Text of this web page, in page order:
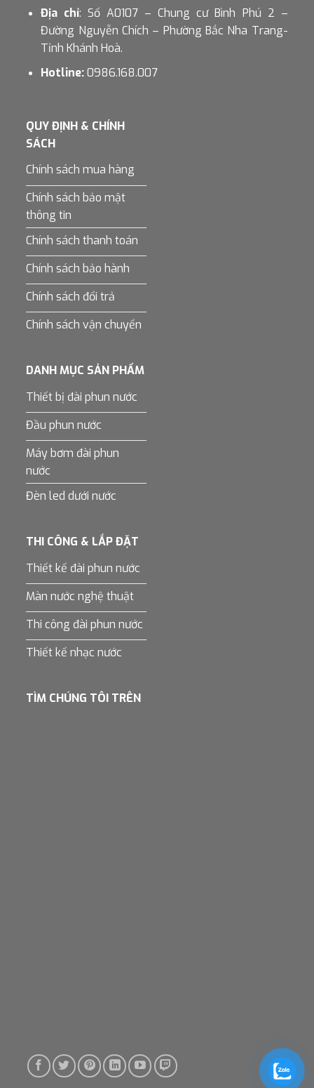
Địa chỉ: Số A0107 – Chung cư Bình Phú 2 –
Đường Nguyễn Chích – Phường Bắc Nha Trang-
Tỉnh Khánh Hoà.
Hotline:0986.168.007
QUY ĐỊNH & CHÍNH
SÁCH
Chính sách mua hàng
Chính sách bảo mật
thông tin
Chính sách thanh toán
Chính sách bảo hành
Chính sách đổi trả
Chính sách vận chuyển
DANH MỤC SẢN PHẨM
Thiết bị đài phun nước
Đầu phun nước
Máy bơm đài phun
nước
Đèn led dưới nước
THI CÔNG & LẮP ĐẶT
Thiết kế đài phun nước
Màn nước nghệ thuật
Thi công đài phun nước
Thiết kế nhạc nước
TÌM CHÚNG TÔI TRÊN